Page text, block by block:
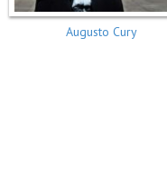
Augusto Cury